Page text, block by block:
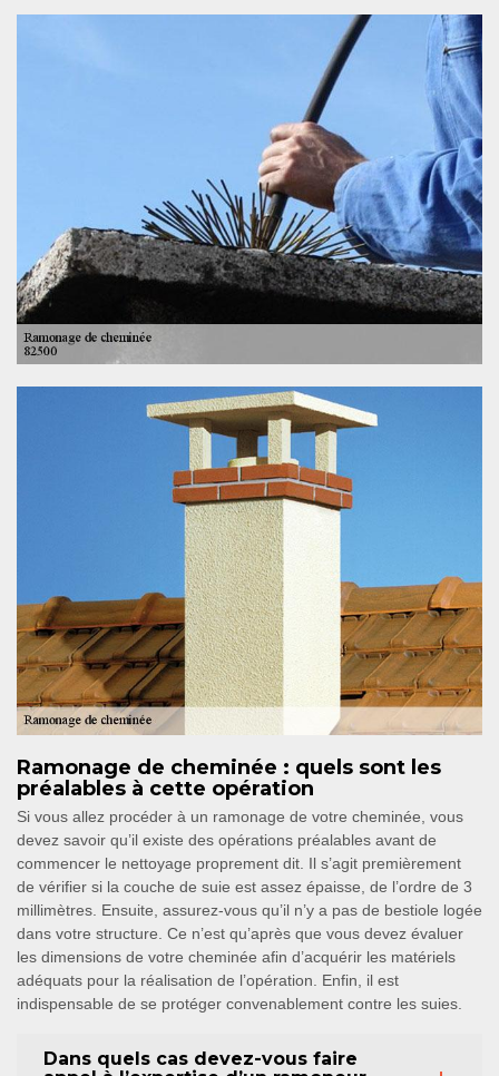
Ramonage de cheminée : quels sont les
préalables à cette opération
Si vous allez procéder à un ramonage de votre cheminée, vous
devez savoir qu’il existe des opérations préalables avant de
commencer le nettoyage proprement dit. Il s’agit premièrement
de vérifier si la couche de suie est assez épaisse, de l’ordre de 3
millimètres. Ensuite, assurez-vous qu’il n’y a pas de bestiole logée
dans votre structure. Ce n’est qu’après que vous devez évaluer
les dimensions de votre cheminée afin d’acquérir les matériels
adéquats pour la réalisation de l’opération. Enfin, il est
indispensable de se protéger convenablement contre les suies.
Dans quels cas devez-vous faire